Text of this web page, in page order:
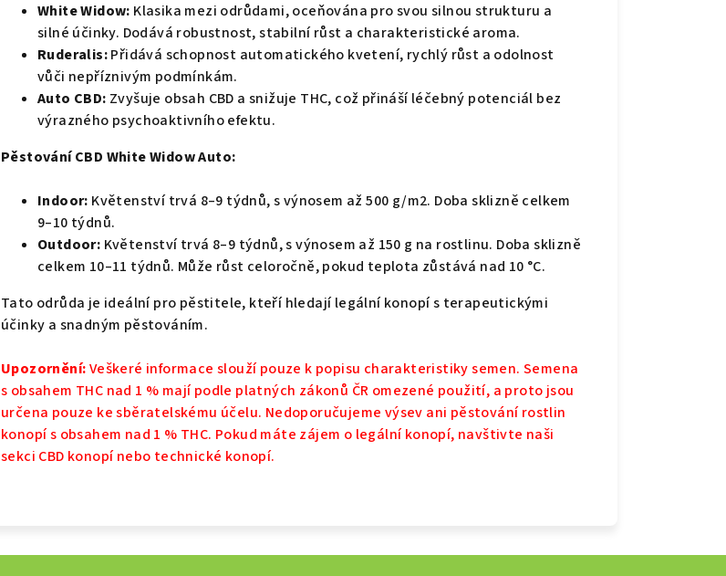
White Widow: Klasika mezi odrůdami, oceňována pro svou silnou strukturu a
silné účinky. Dodává robustnost, stabilní růst a charakteristické aroma.
Ruderalis:Přidává schopnost automatického kvetení, rychlý růst a odolnost
vůči nepříznivým podmínkám.
Auto CBD: Zvyšuje obsah CBD a snižuje THC, což přináší léčebný potenciál bez
výrazného psychoaktivního efektu.
Pěstování CBD White Widow Auto:
Indoor: Květenství trvá 8–9 týdnů, s výnosem až 500 g/m2. Doba sklizně celkem
9–10 týdnů.
Outdoor: Květenství trvá 8–9 týdnů, s výnosem až 150 g na rostlinu. Doba sklizně
celkem 10–11 týdnů. Může růst celoročně, pokud teplota zůstává nad 10 °C.
Tato odrůda je ideální pro pěstitele, kteří hledají legální konopí s terapeutickými
účinky a snadným pěstováním.
Upozornění:Veškeré informace slouží pouze k popisu charakteristiky semen. Semena
s obsahem THC nad 1 % mají podle platných zákonů ČR omezené použití, a proto jsou
určena pouze ke sběratelskému účelu. Nedoporučujeme výsev ani pěstování rostlin
konopí s obsahem nad 1 % THC. Pokud máte zájem o legální konopí, navštivte naši
sekci CBD konopí nebo technické konopí.